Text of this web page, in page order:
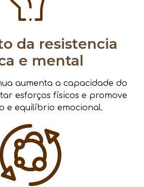
da resistencia
e mental
aumenta a capacidade do
esforços físicos e promove
e equilíbrio emocional.